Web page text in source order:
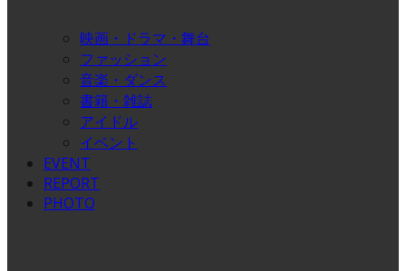
映画・ドラマ・舞台
ファッション
音楽・ダンス
書籍・雑誌
アイドル
イベント
EVENT
REPORT
PHOTO